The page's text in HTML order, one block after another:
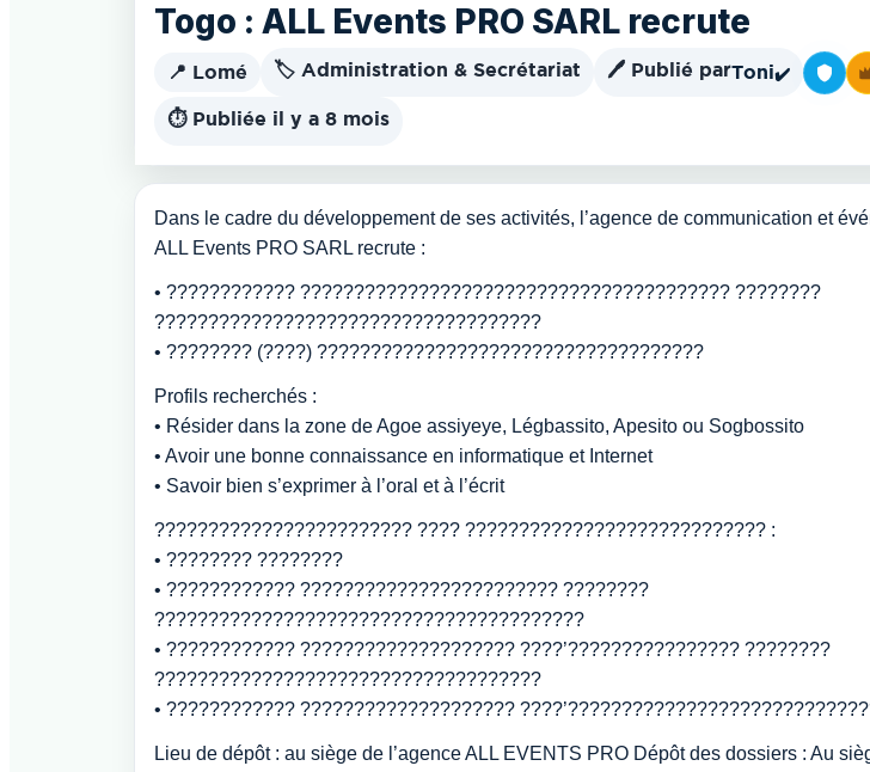
Togo : ALL Events PRO SARL recrute
📍 Lomé 🏷️ Administration & Secrétariat 🖊️ Publié parToni✔️
⏱️ Publiée il y a 8 mois
Dans le cadre du développement de ses activités, l’agence de communication et
ALL Events PRO SARL recrute :
• ???????????? ???????????????????????????????????????? ????????
????????????????????????????????????
• ???????? (????) ????????????????????????????????????
Profils recherchés :
• Résider dans la zone de Agoe assiyeye, Légbassito, Apesito ou Sogbossito
• Avoir une bonne connaissance en informatique et Internet
• Savoir bien s’exprimer à l’oral et à l’écrit
???????????????????????? ???? ???????????????????????????? :
• ???????? ????????
• ???????????? ???????????????????????? ????????
????????????????????????????????????????
• ???????????? ???????????????????? ????’???????????????? ????????
????????????????????????????????????
• ???????????? ????????????????????
Lieu de dépôt : au siège de l’agence ALL EVENTS PRO Dépôt des dossiers : Au